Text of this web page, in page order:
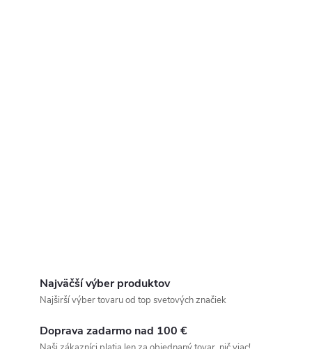
Najväčší výber produktov
Najširší výber tovaru od top svetových značiek
Doprava zadarmo nad 100 €